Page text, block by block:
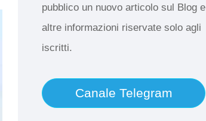
pubblico un nuovo articolo sul Blog e
altre informazioni riservate solo agli
iscritti.
Canale Telegram